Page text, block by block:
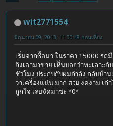
wit2771554
มิถุนายน 09, 2013, 11:30:48 ก่อนเที่ยง
เริ่มจากซื้อมา ในราคา 15000 รถ
ถึงเอามาขาย เห็นบอกว่าทะเลาะ
ชั่วโมง ประกบกับผมกำลัง กลับบ้า
ว่าเครื่องแน่น มาก สวย งดงาม เ
ถูกใจ เลยจัดมาซะ *0*